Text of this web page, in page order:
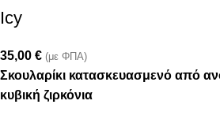
Icy
35,00 € (με ΦΠΑ)
Σκουλαρίκι κατασκευασμενό από
κυβική ζιρκόνια